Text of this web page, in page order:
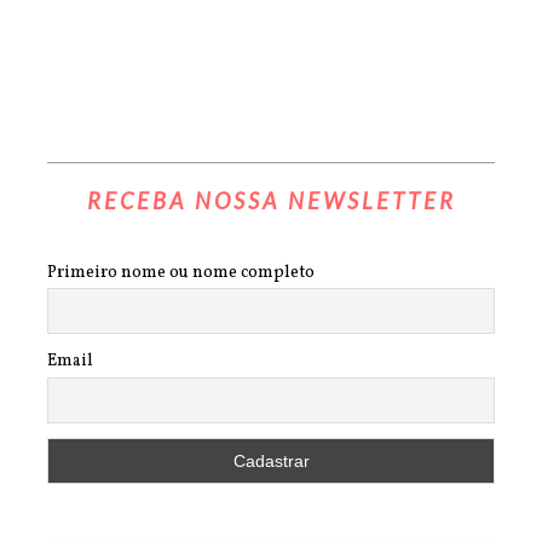
RECEBA NOSSA NEWSLETTER
Primeiro nome ou nome completo
Email